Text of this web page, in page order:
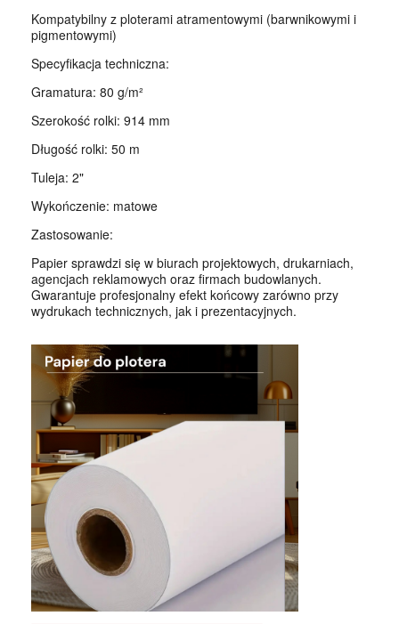
Kompatybilny z ploterami atramentowymi (barwnikowymi i
pigmentowymi)
Specyfikacja techniczna:
Gramatura: 80 g/m²
Szerokość rolki: 914 mm
Długość rolki: 50 m
Tuleja: 2"
Wykończenie: matowe
Zastosowanie:
Papier sprawdzi się w biurach projektowych, drukarniach,
agencjach reklamowych oraz firmach budowlanych.
Gwarantuje profesjonalny efekt końcowy zarówno przy
wydrukach technicznych, jak i prezentacyjnych.